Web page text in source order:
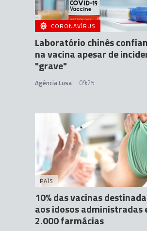
CORONAVÍRUS
Laboratório chinês
na vacina apesar de
"grave"
Agência Lusa 09:25
PAÍS
10% das vacinas
aos idosos administradas
2.000 farmácias